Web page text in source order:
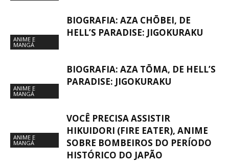
ANIME E
MANGÁ
BIOGRAFIA: AZA CHŌBEI, DE
HELL’S PARADISE: JIGOKURAKU
ANIME E
MANGÁ
BIOGRAFIA: AZA TŌMA, DE HELL’S
PARADISE: JIGOKURAKU
ANIME E
MANGÁ
VOCÊ PRECISA ASSISTIR
HIKUIDORI (FIRE EATER), ANIME
SOBRE BOMBEIROS DO PERÍODO
HISTÓRICO DO JAPÃO